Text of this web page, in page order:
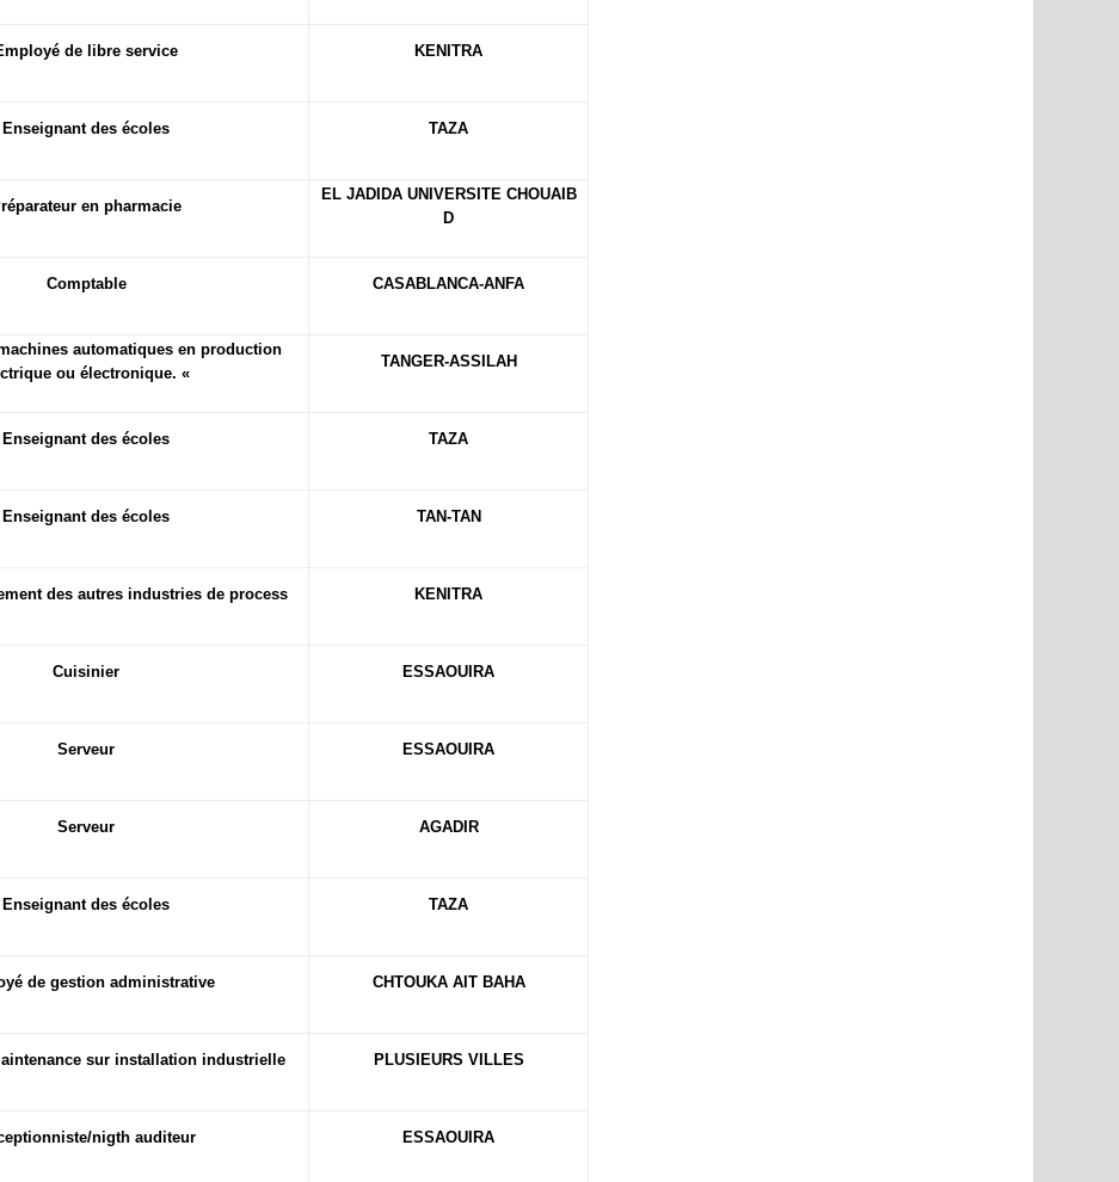
de libre service KENITRA
Enseignant des écoles TAZA
en pharmacie
EL JADIDA UNIVERSITE CHOUAIB
D
Comptable CASABLANCA-ANFA
automatiques en production
ou électronique. «
TANGER-ASSILAH
Enseignant des écoles TAZA
Enseignant des écoles TAN-TAN
des autres industries de process KENITRA
Cuisinier ESSAOUIRA
Serveur ESSAOUIRA
Serveur AGADIR
Enseignant des écoles TAZA
de gestion administrative CHTOUKA AIT BAHA
sur installation industrielle PLUSIEURS VILLES
nigth auditeur ESSAOUIRA